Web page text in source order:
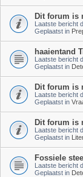
Dit forum is
Laatste bericht
Geplaatst in
haaientand
Laatste bericht
Geplaatst in
Dit forum is
Laatste bericht
Geplaatst in
Dit forum is
Laatste bericht
Geplaatst in
Fossiele
Laatste bericht
Geplaatst in